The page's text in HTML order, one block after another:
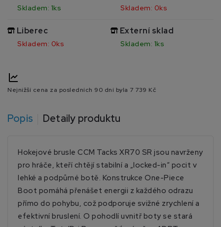
Skladem: 1ks Skladem: 0ks
Liberec
Skladem: 0ks
Externí sklad
Skladem: 1ks
Nejnižší cena za posledních 90 dní byla 7 739 Kč
Popis Detaily produktu
Hokejové brusle CCM Tacks XR70 SR jsou navrženy
pro hráče, kteří chtějí stabilní a „locked-in“ pocit v
lehké a podpůrné botě. Konstrukce One-Piece
Boot pomáhá přenášet energii z každého odrazu
přímo do pohybu, což podporuje svižné zrychlení a
efektivní bruslení. O pohodlí uvnitř boty se stará